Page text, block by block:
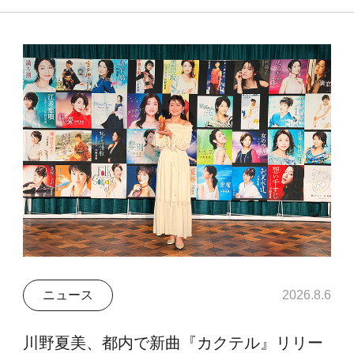
ニュース 2026.8.6
川野夏美、都内で新曲『カクテル』リリー